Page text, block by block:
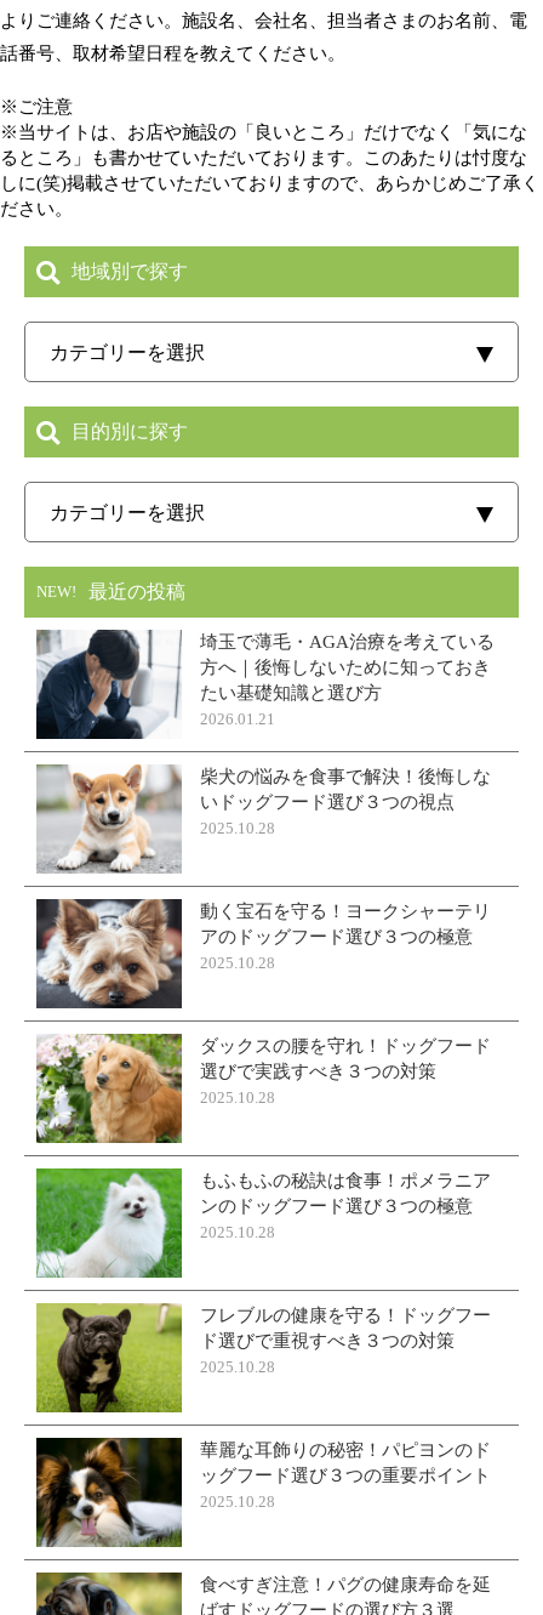
よりご連絡ください。施設名、会社名、担当者さまのお名前、電
話番号、取材希望日程を教えてください。
※ご注意
※当サイトは、お店や施設の「良いところ」だけでなく「気にな
るところ」も書かせていただいております。このあたりは忖度な
しに(笑)掲載させていただいておりますので、あらかじめご了承く
ださい。
地域別で探す
目的別に探す
NEW! 最近の投稿
埼玉で薄毛・AGA治療を考えている
方へ｜後悔しないために知っておき
たい基礎知識と選び方
2026.01.21
柴犬の悩みを食事で解決！後悔しな
いドッグフード選び３つの視点
2025.10.28
動く宝石を守る！ヨークシャーテリ
アのドッグフード選び３つの極意
2025.10.28
ダックスの腰を守れ！ドッグフード
選びで実践すべき３つの対策
2025.10.28
もふもふの秘訣は食事！ポメラニア
ンのドッグフード選び３つの極意
2025.10.28
フレブルの健康を守る！ドッグフー
ド選びで重視すべき３つの対策
2025.10.28
華麗な耳飾りの秘密！パピヨンのド
ッグフード選び３つの重要ポイント
2025.10.28
食べすぎ注意！パグの健康寿命を延
ばすドッグフードの選び方３選